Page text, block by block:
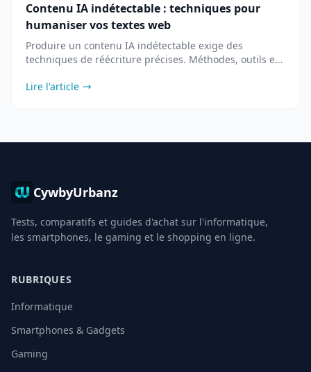
Contenu IA indétectable : techniques pour
humaniser vos textes web
Produire un contenu IA indétectable exige des
techniques de réécriture précises. Méthodes, outils et
Lire l'article
CywbyUrbanz
Tests, comparatifs et guides d'achat sur l'informatique,
les smartphones, le gaming et le shopping en ligne.
RUBRIQUES
Informatique
Smartphones & Gadgets
Gaming